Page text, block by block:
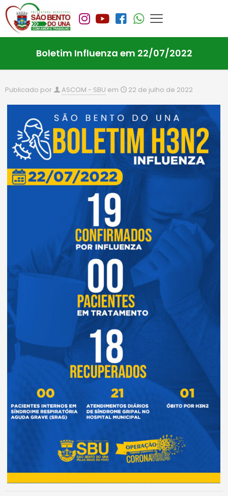
Boletim Influenza em 22/07/2022
Publicado por ASCOM - SBU em 22 de julho de 2022